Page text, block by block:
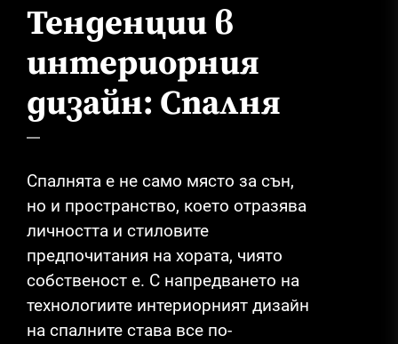
Тенденции в
интериорния
дизайн: Спалня
Спалнята е не само място за сън,
но и пространство, което отразява
личността и стиловите
предпочитания на хората, чиято
собственост е. С напредването на
технологиите интериорният дизайн
на спалните става все по-